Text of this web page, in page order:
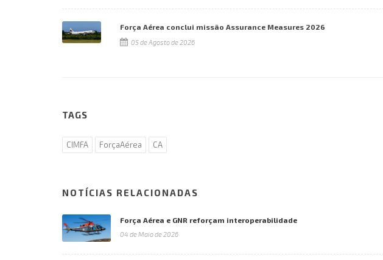
Força Aérea conclui missão Assurance Measures 2026
05 de Agosto de 2026
TAGS
CIMFA ForçaAérea CA
NOTÍCIAS RELACIONADAS
Força Aérea e GNR reforçam interoperabilidade
04 de Maio de 2026